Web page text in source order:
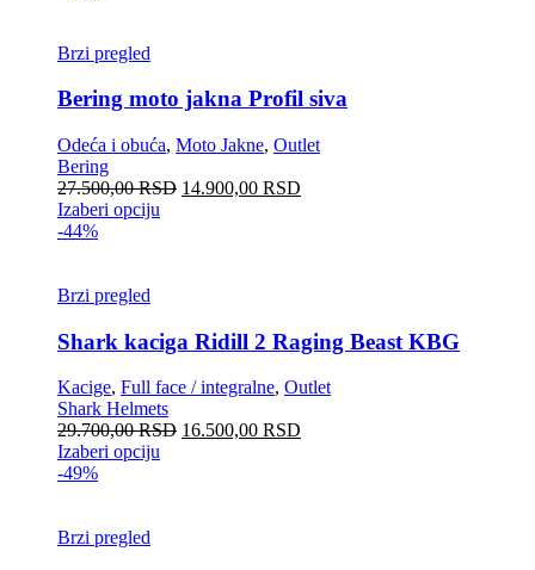
Brzi pregled
Bering moto jakna Profil siva
Odeća i obuća, Moto Jakne, Outlet
Bering
27.500,00RSD 14.900,00 RSD
Izaberi opciju
-44%
Brzi pregled
Shark kaciga Ridill 2 Raging Beast KBG
Kacige, Full face / integralne, Outlet
Shark Helmets
29.700,00RSD 16.500,00 RSD
Izaberi opciju
-49%
Brzi pregled